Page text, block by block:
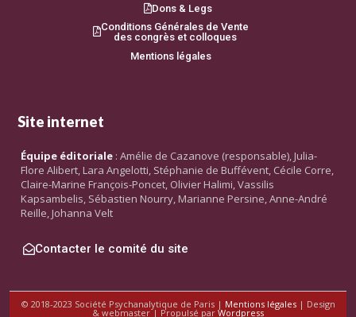
Dons & Legs
Conditions Générales de Vente
des congrès et colloques
Mentions légales
Site internet
Équipe éditoriale : Amélie de Cazanove (responsable), Julia-
Flore Alibert, Lara Angelotti, Stéphanie de Buffévent, Cécile Corre,
Claire-Marine François-Poncet, Olivier Halimi, Vassilis
Kapsambelis, Sébastien Nourry, Marianne Persine, Anne-André
Reille, Johanna Velt
Contacter le comité du site
© 2018-2023 Société Psychanalytique de Paris | Mentions légales| Design
& webmaster | Propulsé par Wordpress